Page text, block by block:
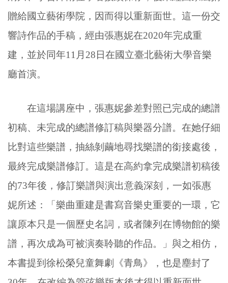
贈給國立藝術學院，因而得以重新面世。這一份交
響詩作品的手稿，經由張惠妮在2020年完成重
建，並於同年11月28日在國立臺北藝術大學音樂
廳首演。
在這場講座中，張惠妮參差對照已完成的總譜
初稿、未完成的總譜修訂稿與樂器分譜。在她仔細
比對這些樂譜，抽絲剝繭地尋找樂譜的銜接處後，
最終完成樂譜修訂。這是在高約拿完成樂譜初稿後
的73年後，修訂樂譜與演出意義深刻，一如張惠
妮所述：「樂曲重建是書寫音樂史重要的一環，它
讓原本只是一個歷史名詞，或者陳列在博物館的樂
譜，再次成為可被演奏聆聽的作品。」與之相仿，
本書提到徐松榮兒童舞劇《青鳥》，也是塵封了